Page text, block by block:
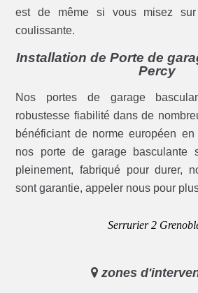
est de même si vous misez
coulissante.
Installation de Porte de
Percy
Nos portes de garage
robustesse fiabilité dans de
bénéficiant de norme européen
nos porte de garage basculante
pleinement, fabriqué pour durer,
sont garantie, appeler nous pour
Serrurier 2
zones